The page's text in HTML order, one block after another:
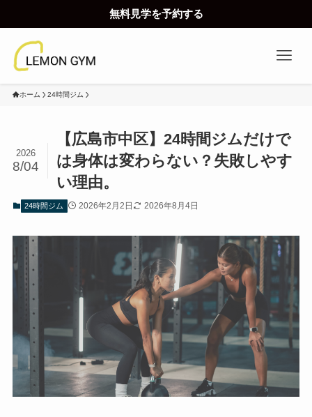
無料見学を予約する
ホーム 24時間ジム
【広島市中区】24時間ジムだけで
は身体は変わらない？失敗しやす
い理由。
2026
8/04
24時間ジム 2026年2月2日 2026年8月4日